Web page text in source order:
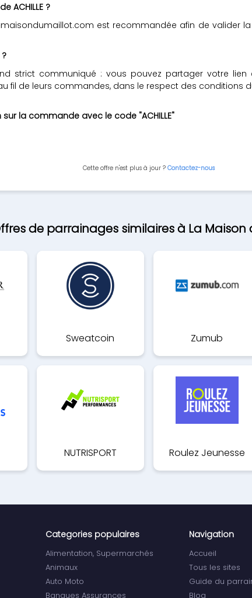
ACHILLE ?
est recommandée afin de valider
strict communiqué : vous pouvez partager votre
fil de leurs commandes, dans le respect des conditions
la commande avec le code "ACHILLE"
Cette offre n'est plus à jour ? Contactez-nous
de parrainages similaires à La Maison
Sweatcoin Zumub
NUTRISPORT Roulez Jeunesse
Categories populaires
Alimentation, Supermarchés
Animaux
Auto Moto
Banques Assurances
Navigation
Accueil
Tous les sites
Guide du
Blog